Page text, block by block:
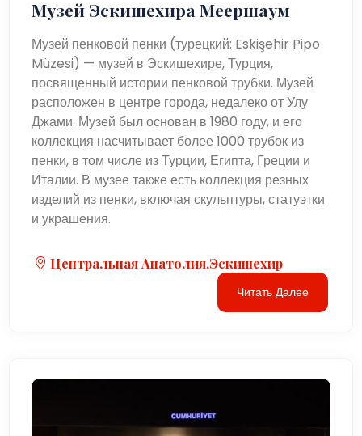
Музей Эскишехира Меершаум
Музей пенковой пенки (турецкий: Eskişehir Pipo
Müzesi) — музей в Эскишехире, Турция,
посвященный истории пенковой трубки. Музей
расположен в центре города, недалеко от Улу
Джами. Музей был основан в 1980 году, и его
коллекция насчитывает более 1000 трубок из
пенки, в том числе из Турции, Египта, Греции и
Италии. В музее также есть коллекция резных
изделий из пенки, включая скульптуры, статуэтки
и украшения.
Центральная Анатолия,Эскишехир
Читать Далее